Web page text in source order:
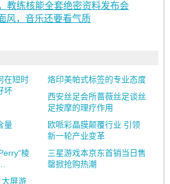
教练核能全套绝密资料发布会
风，音乐还要看气质
在短时
坏
烙印美帕式标签的专业态度
西安丝足会所蔷薇丝足谈丝
足按摩的理疗作用
量
欧哌彩晶膜颠覆行业 引领
新一轮产业变革
棱
三星游戏本京东首销当日售
罄掀抢购热潮
屏游